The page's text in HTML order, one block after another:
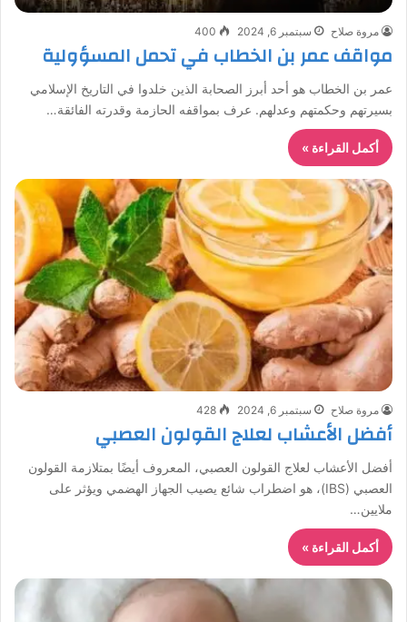
مروة صلاح سبتمبر 6, 2024 400
مواقف عمر بن الخطاب في تحمل المسؤولية
عمر بن الخطاب هو أحد أبرز الصحابة الذين خلدوا في التاريخ الإسلامي
بسيرتهم وحكمتهم وعدلهم. عرف بمواقفه الحازمة وقدرته الفائقة…
أكمل القراءة »
مروة صلاح سبتمبر 6, 2024 428
أفضل الأعشاب لعلاج القولون العصبي
أفضل الأعشاب لعلاج القولون العصبي، المعروف أيضًا بمتلازمة القولون
العصبي (IBS)، هو اضطراب شائع يصيب الجهاز الهضمي ويؤثر على
ملايين…
أكمل القراءة »